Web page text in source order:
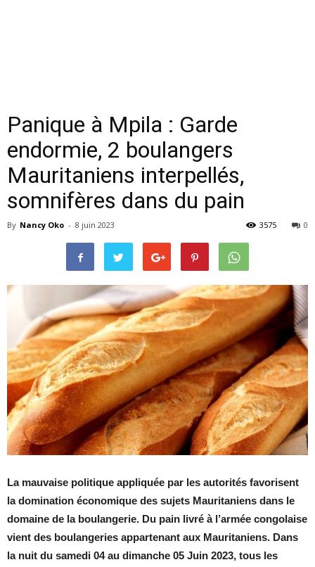
Panique à Mpila : Garde
endormie, 2 boulangers
Mauritaniens interpellés,
somnifères dans du pain
By Nancy Oko - 8 juin 2023 0
3575
La mauvaise politique appliquée par les autorités favorisent
la domination économique des sujets Mauritaniens dans le
domaine de la boulangerie. Du pain livré à l’armée congolaise
vient des boulangeries appartenant aux Mauritaniens. Dans
la nuit du samedi 04 au dimanche 05 Juin 2023, tous les